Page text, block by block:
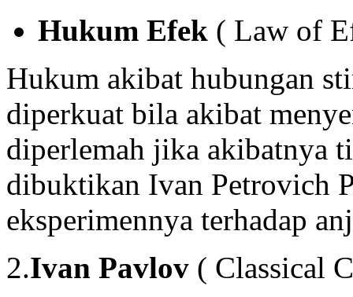
Hukum Efek ( Law of
Hukum akibat hubungan
diperkuat bila akibat
diperlemah jika akibatnya
dibuktikan Ivan Petrovich
eksperimennya terhadap
2.Ivan Pavlov ( Classical